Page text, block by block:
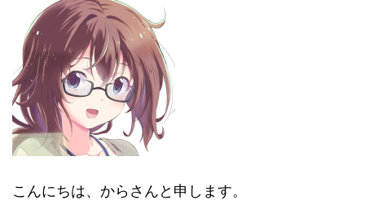
こんにちは、からさんと申します。